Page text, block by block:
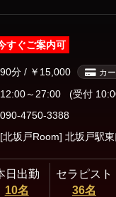
すぐご案内可
90分 / ￥15,000 カ
12:00～27:00
(受付
090-4750-3388
日出勤
10名
セラピスト
36名